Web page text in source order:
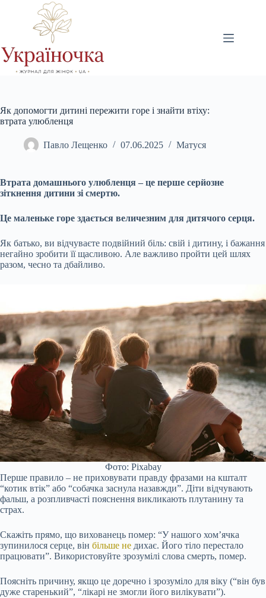
Як допомогти дитині пережити горе і знайти втіху:
втрата улюбленця
Павло Лещенко 07.06.2025 Матуся
Втрата домашнього улюбленця – це перше серйозне
зіткнення дитини зі смертю.
Це маленьке горе здається величезним для дитячого серця.
Як батько, ви відчуваєте подвійний біль: свій і дитину, і бажання
негайно зробити її щасливою. Але важливо пройти цей шлях
разом, чесно та дбайливо.
Фото: Pixabay
Перше правило – не приховувати правду фразами на кшталт
“котик втік” або “собачка заснула назавжди”. Діти відчувають
фальш, а розпливчасті пояснення викликають плутанину та
страх.
Скажіть прямо, що вихованець помер: “У нашого хом’ячка
зупинилося серце, він більше не дихає. Його тіло перестало
працювати”. Використовуйте зрозумілі слова смерть, помер.
Поясніть причину, якщо це доречно і зрозуміло для віку (“він був
дуже старенький”, “лікарі не змогли його вилікувати”).